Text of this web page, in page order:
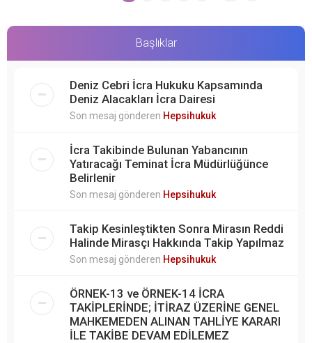
Başlıklar
Deniz Cebri İcra Hukuku Kapsamında
Deniz Alacakları İcra Dairesi
Son mesaj gönderen Hepsihukuk
İcra Takibinde Bulunan Yabancının
Yatıracağı Teminat İcra Müdürlüğünce
Belirlenir
Son mesaj gönderen Hepsihukuk
Takip Kesinleştikten Sonra Mirasın Reddi
Halinde Mirasçı Hakkında Takip Yapılmaz
Son mesaj gönderen Hepsihukuk
ÖRNEK-13 ve ÖRNEK-14 İCRA
TAKİPLERİNDE; İTİRAZ ÜZERİNE GENEL
MAHKEMEDEN ALINAN TAHLİYE KARARI
İLE TAKİBE DEVAM EDİLEMEZ